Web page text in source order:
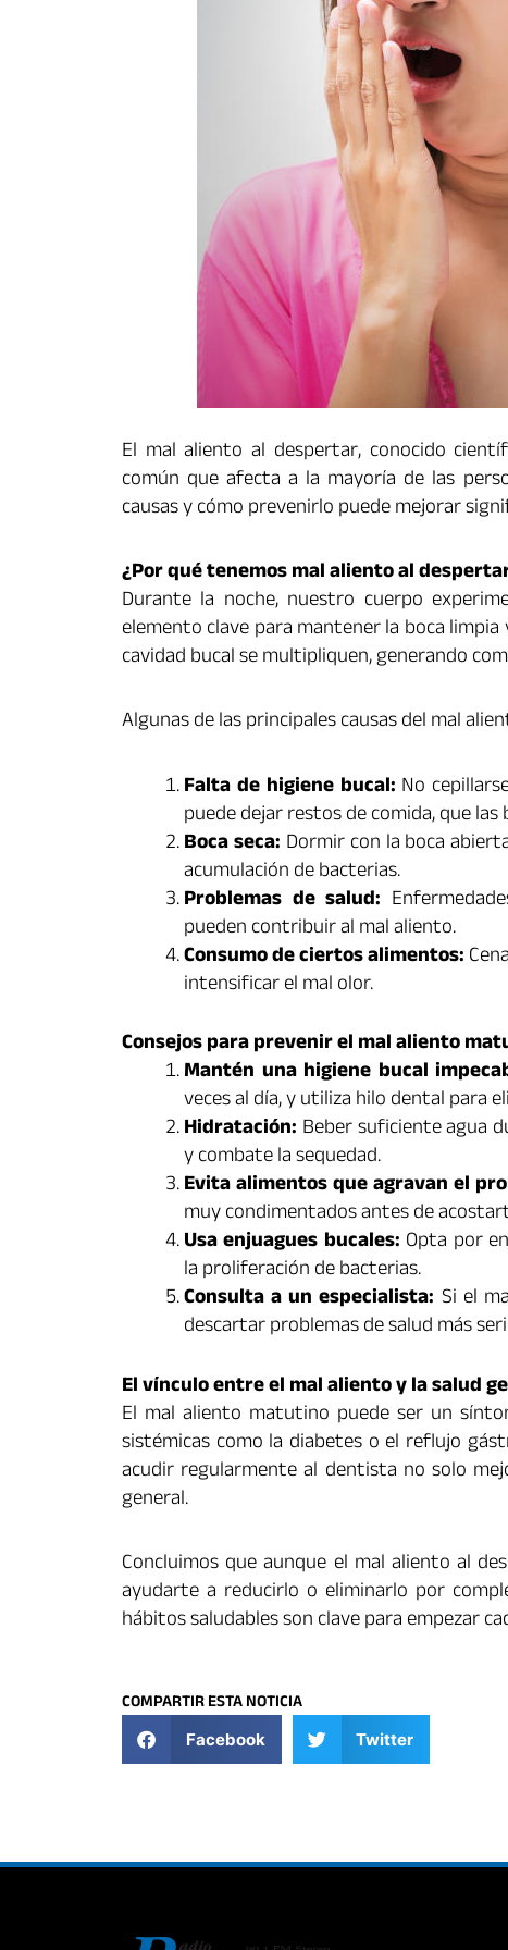
El mal aliento al despertar, conocido
común que afecta a la mayoría de las
causas y cómo prevenirlo puede mejorar
¿Por qué tenemos mal aliento al
Durante la noche, nuestro cuerpo
elemento clave para mantener la boca
cavidad bucal se multipliquen, generando
Algunas de las principales causas del mal
Falta de higiene bucal: No
puede dejar restos de comida, que
Boca seca: Dormir con la boca
acumulación de bacterias.
Problemas de salud:
pueden contribuir al mal aliento.
Consumo de ciertos alimentos:
intensificar el mal olor.
Consejos para prevenir el mal aliento
Mantén una higiene bucal
veces al día, y utiliza hilo dental para
Hidratación: Beber suficiente agua
y combate la sequedad.
Evita alimentos que agravan el
muy condimentados antes de
Usa enjuagues bucales: Opta por
la proliferación de bacterias.
Consulta a un especialista: Si el
descartar problemas de salud más
El vínculo entre el mal aliento y la salud
El mal aliento matutino puede ser un
sistémicas como la diabetes o el reflujo
acudir regularmente al dentista no solo
general.
Concluimos que aunque el mal aliento al
ayudarte a reducirlo o eliminarlo por
hábitos saludables son clave para empezar
COMPARTIR ESTA NOTICIA
Facebook Twitter